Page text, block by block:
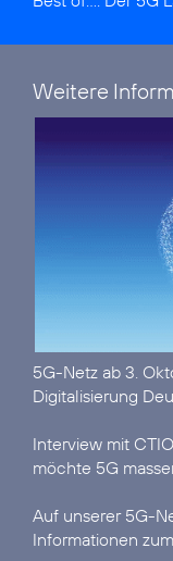
Weitere
5G-Netz ab 3.
Digitalisierung
Interview mit
möchte 5G
Auf unserer 5G-
Informationen